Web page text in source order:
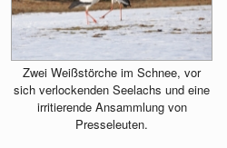
Zwei Weißstörche im Schnee, vor
sich verlockenden Seelachs und eine
irritierende Ansammlung von
Presseleuten.